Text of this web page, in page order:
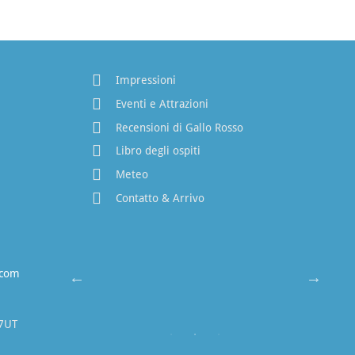
Impressioni
Eventi e Attrazioni
Recensioni di Gallo Rosso
Libro degli ospiti
Meteo
Contatto & Arrivo